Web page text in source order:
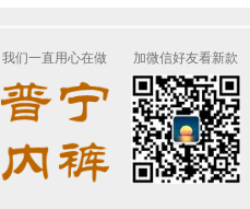
我们一直用心在做 加微信好友看新款